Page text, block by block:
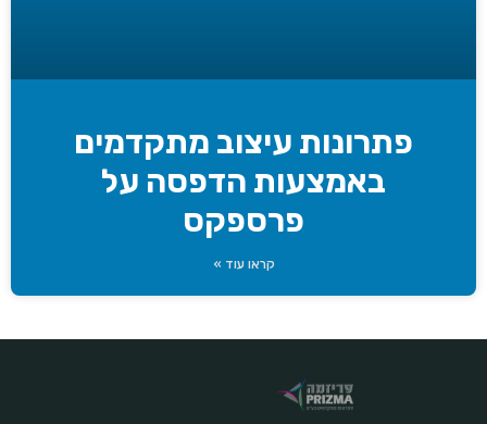
פתרונות עיצוב מתקדמים
באמצעות הדפסה על
פרספקס
קראו עוד »